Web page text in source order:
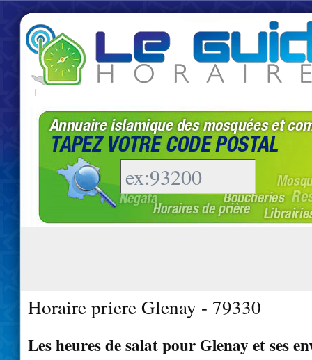
|
Horaire priere Glenay - 79330
Les heures de salat pour Glenay et ses